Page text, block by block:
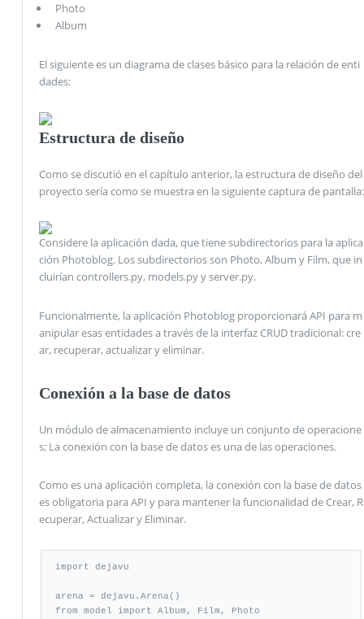
Photo
Album
El siguiente es un diagrama de clases básico para la relación de enti
dades:
Estructura de diseño
Como se discutió en el capítulo anterior, la estructura de diseño del
proyecto sería como se muestra en la siguiente captura de pantalla:
Considere la aplicación dada, que tiene subdirectorios para la aplica
ción Photoblog. Los subdirectorios son Photo, Album y Film, que in
cluirían controllers.py, models.py y server.py.
Funcionalmente, la aplicación Photoblog proporcionará API para m
anipular esas entidades a través de la interfaz CRUD tradicional: cre
ar, recuperar, actualizar y eliminar.
Conexión a la base de datos
Un módulo de almacenamiento incluye un conjunto de operacione
s; La conexión con la base de datos es una de las operaciones.
Como es una aplicación completa, la conexión con la base de datos
es obligatoria para API y para mantener la funcionalidad de Crear, R
ecuperar, Actualizar y Eliminar.
import dejavu
arena = dejavu.Arena()
from model import Album, Film, Photo